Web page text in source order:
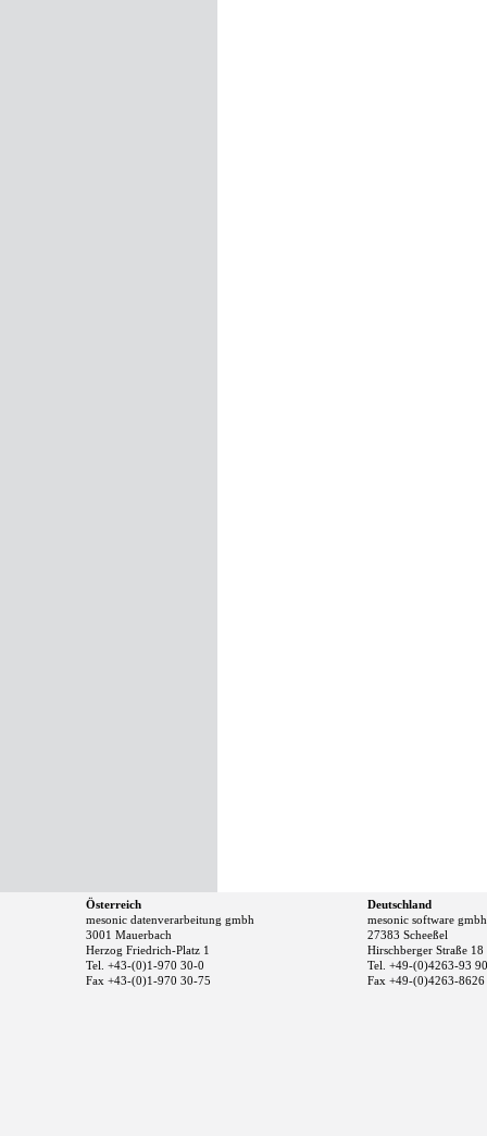
Österreich
mesonic datenverarbeitung gmbh
3001 Mauerbach
Herzog Friedrich-Platz 1
Tel. +43-(0)1-970 30-0
Fax +43-(0)1-970 30-75
Deutschland
mesonic software gmbh
27383 Scheeßel
Hirschberger Straße 18
Tel. +49-(0)4263-93
Fax +49-(0)4263-8626